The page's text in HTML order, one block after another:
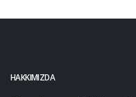
HAKKIMIZDA